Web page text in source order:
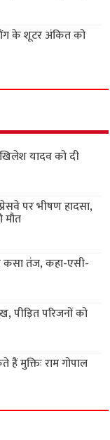
के शूटर अंकित को
यादव को दी
पर भीषण हादसा,
कसा तंज, कहा-एसी-
पीड़ित परिजनों को
मुक्तिः राम गोपाल